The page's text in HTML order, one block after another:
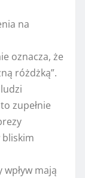
na
oznacza, że
różdżką”.
zupełnie
bliskim
mają